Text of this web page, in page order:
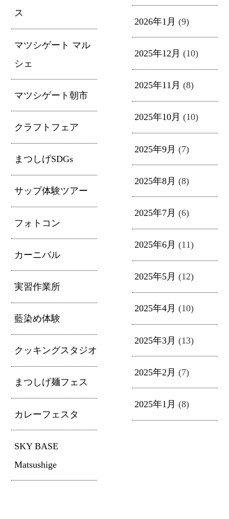
ス
マツシゲート マル
シェ
マツシゲート朝市
クラフトフェア
まつしげSDGs
サップ体験ツアー
フォトコン
カーニバル
実習作業所
藍染め体験
クッキングスタジオ
まつしげ麺フェス
カレーフェスタ
SKY BASE
Matsushige
2026年1月 (9)
2025年12月 (10)
2025年11月 (8)
2025年10月 (10)
2025年9月 (7)
2025年8月 (8)
2025年7月 (6)
2025年6月 (11)
2025年5月 (12)
2025年4月 (10)
2025年3月 (13)
2025年2月 (7)
2025年1月 (8)